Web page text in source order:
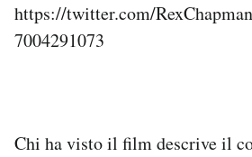
https://twitter.com/
7004291073
Chi ha visto il film descrive il